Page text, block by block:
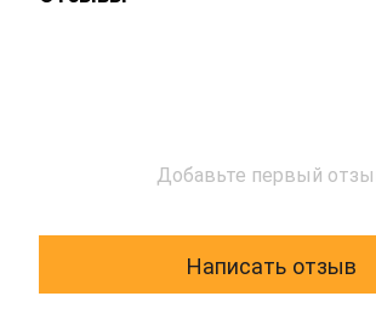
Добавьте первый
Написать отзыв